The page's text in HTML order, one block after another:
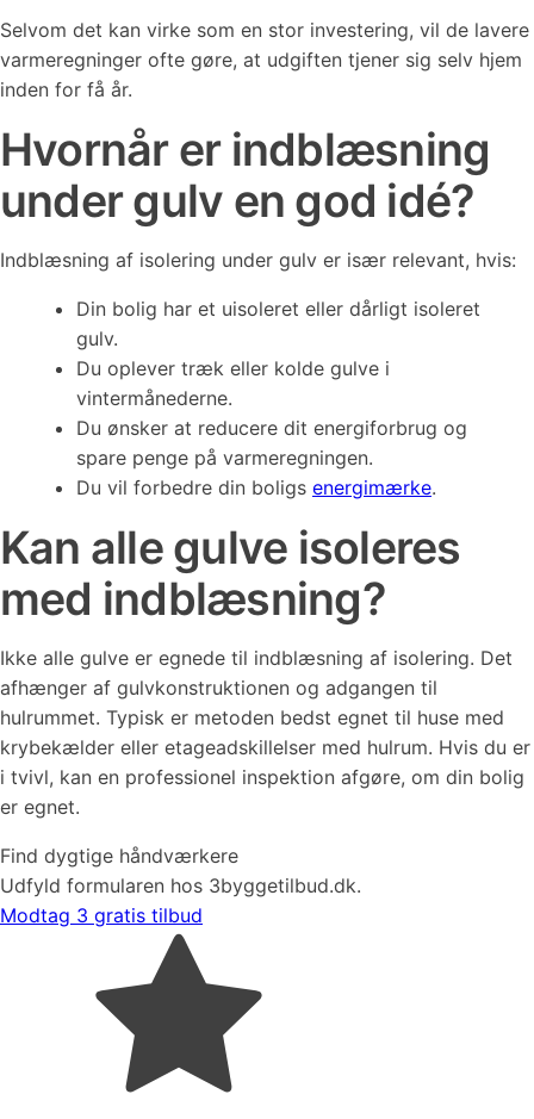
Selvom det kan virke som en stor investering, vil de lavere
varmeregninger ofte gøre, at udgiften tjener sig selv hjem
inden for få år.
Hvornår er indblæsning
under gulv en god idé?
Indblæsning af isolering under gulv er især relevant, hvis:
Din bolig har et uisoleret eller dårligt isoleret
gulv.
Du oplever træk eller kolde gulve i
vintermånederne.
Du ønsker at reducere dit energiforbrug og
spare penge på varmeregningen.
Du vil forbedre din boligs energimærke.
Kan alle gulve isoleres
med indblæsning?
Ikke alle gulve er egnede til indblæsning af isolering. Det
afhænger af gulvkonstruktionen og adgangen til
hulrummet. Typisk er metoden bedst egnet til huse med
krybekælder eller etageadskillelser med hulrum. Hvis du er
i tvivl, kan en professionel inspektion afgøre, om din bolig
er egnet.
Find dygtige håndværkere
Udfyld formularen hos 3byggetilbud.dk.
Modtag 3 gratis tilbud